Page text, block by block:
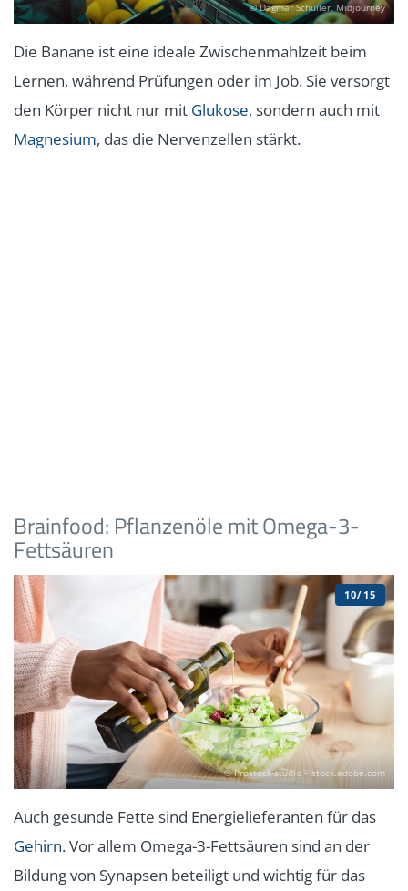
© Dagmar Schüller, Midjourney
Die Banane ist eine ideale Zwischenmahlzeit beim
Lernen, während Prüfungen oder im Job. Sie versorgt
den Körper nicht nur mit Glukose, sondern auch mit
Magnesium, das die Nervenzellen stärkt.
Brainfood: Pflanzenöle mit Omega-3-
Fettsäuren
© Prostock-studio – stock.adobe.com
10/15
Auch gesunde Fette sind Energielieferanten für das
Gehirn. Vor allem Omega-3-Fettsäuren sind an der
Bildung von Synapsen beteiligt und wichtig für das